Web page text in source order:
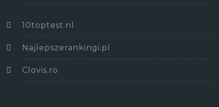
10toptest.nl
Najlepszerankingi.pl
Clovis.ro